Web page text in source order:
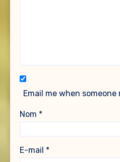
Email me when
Nom *
E-mail *